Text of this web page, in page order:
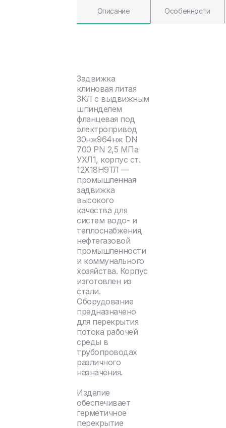
Описание Особенности
Задвижка
клиновая литая
ЗКЛ с выдвижным
шпинделем
фланцевая под
электропривод
30нж964нж DN
700 PN 2,5 МПа
УХЛ1, корпус ст.
12Х18Н9ТЛ —
промышленная
задвижка
высокого
качества для
систем водо- и
теплоснабжения,
нефтегазовой
промышленности
и коммунального
хозяйства. Корпус
изготовлен из
стали.
Оборудование
предназначено
для перекрытия
потока рабочей
среды в
трубопроводах
различного
назначения.
Изделие
обеспечивает
герметичное
перекрытие